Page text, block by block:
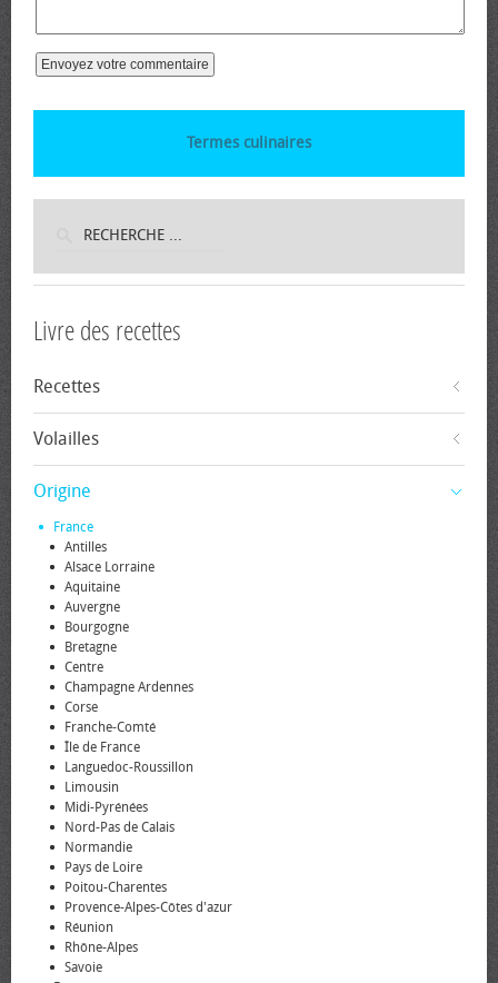
Termes culinaires
Livre des recettes
Recettes
Volailles
Origine
France
Antilles
Alsace Lorraine
Aquitaine
Auvergne
Bourgogne
Bretagne
Centre
Champagne Ardennes
Corse
Franche-Comté
Île de France
Languedoc-Roussillon
Limousin
Midi-Pyrénées
Nord-Pas de Calais
Normandie
Pays de Loire
Poitou-Charentes
Provence-Alpes-Côtes d'azur
Réunion
Rhône-Alpes
Savoie